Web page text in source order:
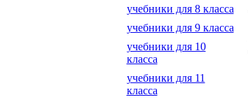
учебники для 8 класса
учебники для 9 класса
учебники для 10
класса
учебники для 11
класса